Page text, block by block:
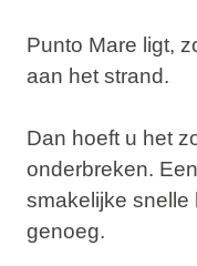
Punto Mare ligt,
aan het strand.
Dan hoeft u het
onderbreken.
smakelijke snelle
genoeg.